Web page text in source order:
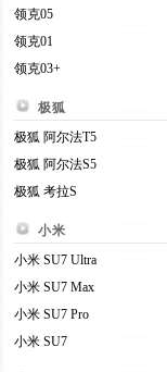
领克05
领克01
领克03+
极狐
极狐 阿尔法T5
极狐 阿尔法S5
极狐 考拉S
小米
小米 SU7 Ultra
小米 SU7 Max
小米 SU7 Pro
小米 SU7